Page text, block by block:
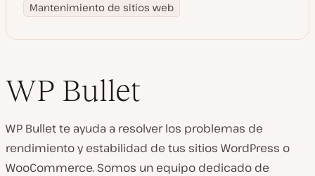
Mantenimiento de sitios web
WP Bullet
WP Bullet te ayuda a resolver los problemas de
rendimiento y estabilidad de tus sitios WordPress o
WooCommerce. Somos un equipo dedicado de